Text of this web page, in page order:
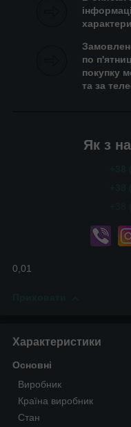
по
покупку
та за
Як з
0,01
Характеристики
Основні
Виробник
Країна виробник
Стан